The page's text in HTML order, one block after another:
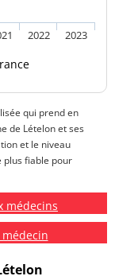
2022 2023
qui prend en
de Lételon et ses
et le niveau
plus fiable pour
médecins